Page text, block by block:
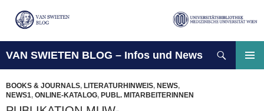
VAN SWIETEN BLOG – Infos und News
SPRINGEN
BOOKS & JOURNALS, LITERATURHINWEIS, NEWS,
NEWS1, ONLINE-KATALOG, PUBL. MITARBEITERINNEN